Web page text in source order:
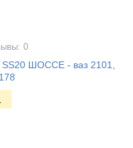
0
SS20 ШОССЕ - ваз 2101,